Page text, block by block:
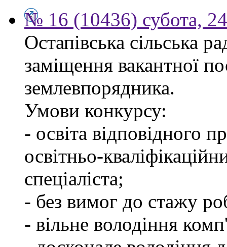
№ 16 (10436) субота,
Остапівська сільська
заміщення вакантної
землевпорядника.
Умови конкурсу:
- освіта відповідного
освітньо-
спеціаліста;
- без вимог до стажу
- вільне володіння